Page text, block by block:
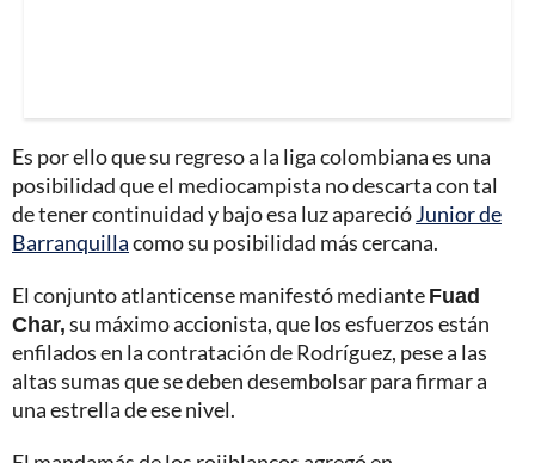
Es por ello que su regreso a la liga colombiana es una
posibilidad que el mediocampista no descarta con tal
de tener continuidad y bajo esa luz aparecióJunior de
Barranquillacomo su posibilidad más cercana.
El conjunto atlanticense manifestó medianteFuad
Char,su máximo accionista, que los esfuerzos están
enfilados en la contratación de Rodríguez, pese a las
altas sumas que se deben desembolsar para firmar a
una estrella de ese nivel.